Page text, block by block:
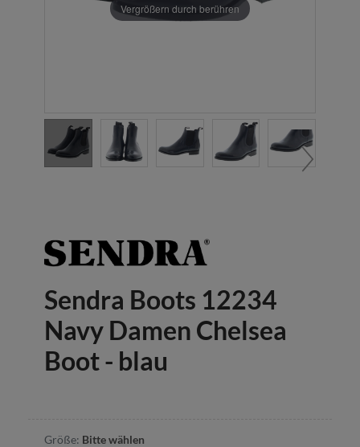
Vergrößern durch berühren
Sendra Boots 12234
Navy Damen Chelsea
Boot - blau
Größe: Bitte wählen